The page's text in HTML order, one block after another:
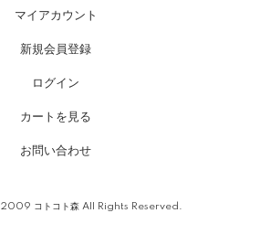
マイアカウント
新規会員登録
ログイン
カートを見る
お問い合わせ
コトコト森 All Rights Reserved.